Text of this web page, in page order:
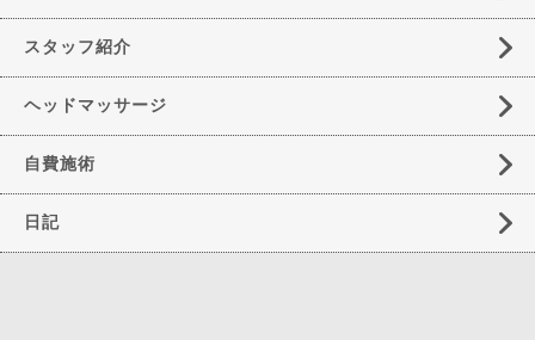
スタッフ紹介
ヘッドマッサージ
自費施術
日記